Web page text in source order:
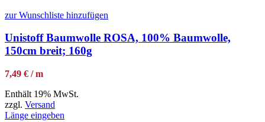
zur Wunschliste hinzufügen
Unistoff Baumwolle ROSA, 100% Baumwolle,
150cm breit; 160g
7,49 € / m
Enthält 19% MwSt.
zzgl. Versand
Länge eingeben